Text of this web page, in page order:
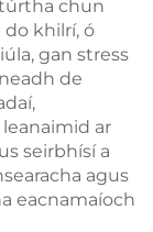
chun
khilrí, ó
gan stress
de
ar
seirbhísí a
agus
eacnamaíoch